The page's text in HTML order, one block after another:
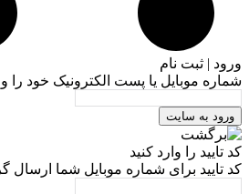
ورود | ثبت نام
شماره موبایل یا پست الکترونیک خود را
ورود به سایت
کد تایید را وارد کنید
کد تایید برای شماره موبایل شما ارسال